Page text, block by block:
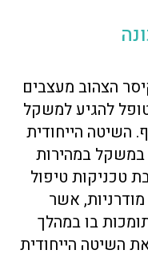
הצהוב מעצבים
להגיע למשקל
השיטה הייחודית
במהירות
טכניקות טיפול
מודרניות, אשר
בו במהלך
השיטה הייחודית